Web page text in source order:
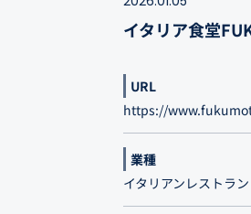
イタリア食堂
URL
https://
業種
イタリアンレストラン